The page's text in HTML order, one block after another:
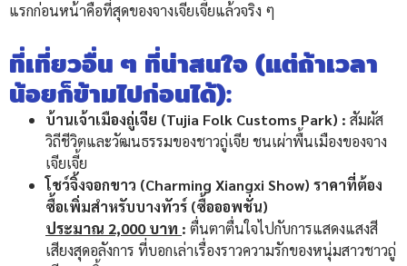
แรกก่อนหน้าคือที่สุดของจางเจียเจี้ยแล้วจริง ๆ
ที่เที่ยวอื่น ๆ ที่น่าสนใจ (แต่ถ้าเวลา
น้อยก็ข้ามไปก่อนได้):
บ้านเจ้าเมืองถู่เจีย (Tujia Folk Customs Park) : สัมผัส
วิถีชีวิตและวัฒนธรรมของชาวถู่เจีย ชนเผ่าพื้นเมืองของจาง
เจียเจี้ย
โชว์จิ้งจอกขาว (Charming Xiangxi Show) ราคาที่ต้อง
ซื้อเพิ่มสำหรับบางทัวร์ (ซื้อออพชั่น)
ประมาณ 2,000 บาท : ตื่นตาตื่นใจไปกับการแสดงแสงสี
เสียงสุดอลังการ ที่บอกเล่าเรื่องราวความรักของหนุ่มสาวชาวถู่